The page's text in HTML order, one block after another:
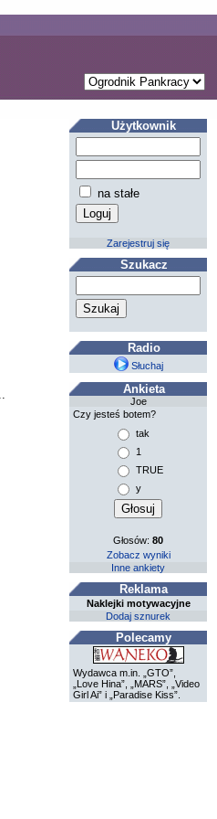
Użytkownik
na stałe
Zarejestruj się
Szukacz
Radio
Słuchaj
Ankieta
Joe
Czy jesteś botem?
tak
1
TRUE
y
Głosów:80
Zobacz wyniki
Inne ankiety
Reklama
Naklejki motywacyjne
Dodaj sznurek
Polecamy
Wydawca m.in. „GTO”,
„Love Hina”, „MARS”, „Video
Girl Ai” i „Paradise Kiss”.